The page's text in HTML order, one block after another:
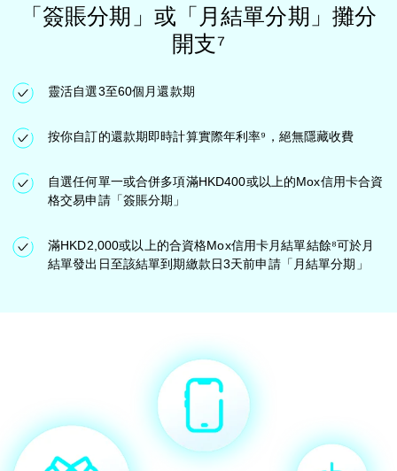
「簽賬分期」或「月結單分期」攤分
開支⁷
靈活自選3至60個月還款期
按你自訂的還款期即時計算實際年利率⁹，絕無隱藏收費
自選任何單一或合併多項滿HKD400或以上的Mox信用卡合資
格交易申請「簽賬分期」
滿HKD2,000或以上的合資格Mox信用卡月結單結餘⁸可於月
結單發出日至該結單到期繳款日3天前申請「月結單分期」